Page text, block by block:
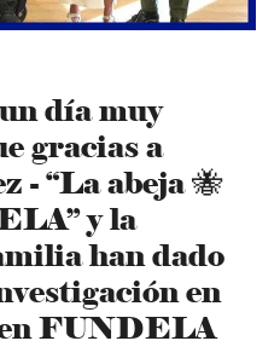
día muy
gracias a
- “La abeja 🐝
y la
han dado
en
FUNDELA